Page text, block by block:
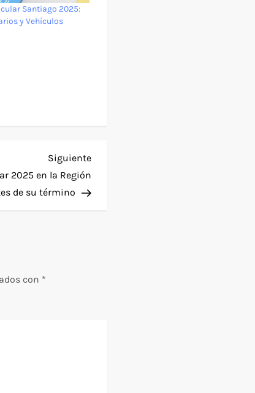
Santiago 2025:
y Vehículos
Siguiente
entrada
Siguiente
2025 en la Región
de su término
con *